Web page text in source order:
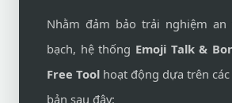
Nhằm đảm bảo trải nghiệm an
bạch, hệ thống Emoji Talk &
Free Tool hoạt động dựa trên
bản sau đây: